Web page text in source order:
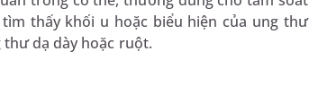
thấy khối u hoặc biểu hiện của ung thư
thư dạ dày hoặc ruột.